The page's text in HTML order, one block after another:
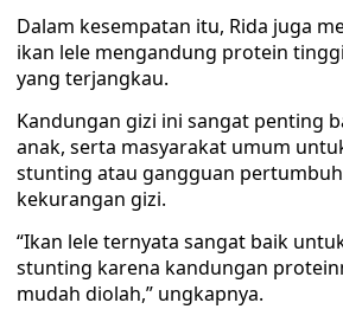
Dalam kesempatan itu, Rida juga
ikan lele mengandung protein
yang terjangkau.
Kandungan gizi ini sangat penting
anak, serta masyarakat umum
stunting atau gangguan
kekurangan gizi.
“Ikan lele ternyata sangat baik
stunting karena kandungan
mudah diolah,” ungkapnya.